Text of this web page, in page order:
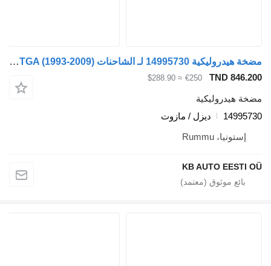
مضخة هيدروليكية 14995730 لـ الشاحنات MAN 4-series, TGA (1993-2009)
TND 846.200
€250
≈ $288.90
مضخة هيدروليكية
14995730
ديزل / مازوت
إستونيا، Rummu
KB AUTO EESTI OÜ